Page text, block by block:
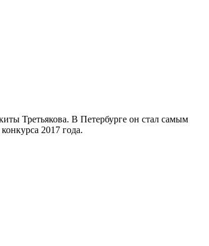
Третьякова. В Петербурге он стал самым
2017 года.